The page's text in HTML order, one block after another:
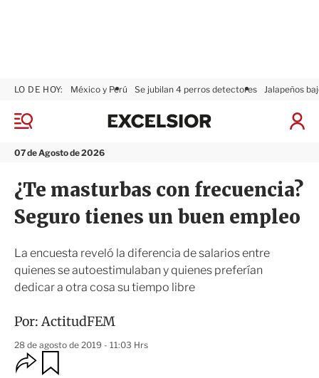
M
n
07 de Agosto de 2026
LO DE HOY: México y Perú Se jubilan 4 perros detectores Jalapeños
I
i
a
S
x
i
r
¿Te masturbas con frecuencia?
Seguro tienes un buen empleo
La encuesta reveló la diferencia de salarios entre
quienes se autoestimulaban y quienes preferían
dedicar a otra cosa su tiempo libre
Por:ActitudFEM
28 de agosto de 2019 - 11:03 Hrs
O
p